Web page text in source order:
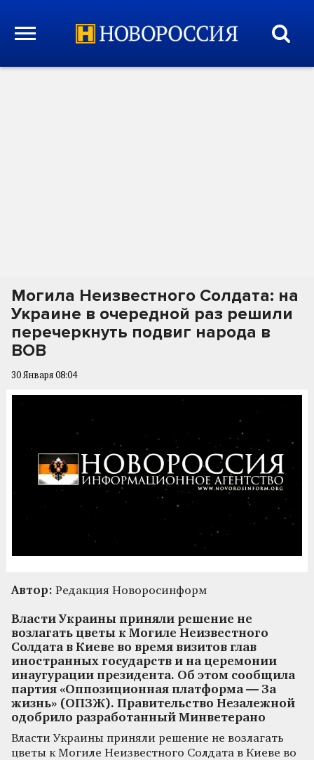
Могила Неизвестного Солдата: на
Украине в очередной раз решили
перечеркнуть подвиг народа в
ВОВ
30 Января 08:04
Автор: Редакция Новоросинформ
Власти Украины приняли решение не
возлагать цветы к Могиле Неизвестного
Солдата в Киеве во время визитов глав
иностранных государств и на церемонии
инаугурации президента. Об этом сообщила
партия «Оппозиционная платформа — За
жизнь» (ОПЗЖ). Правительство Незалежной
одобрило разработанный Минветерано
Власти Украины приняли решение не возлагать
цветы к Могиле Неизвестного Солдата в Киеве во